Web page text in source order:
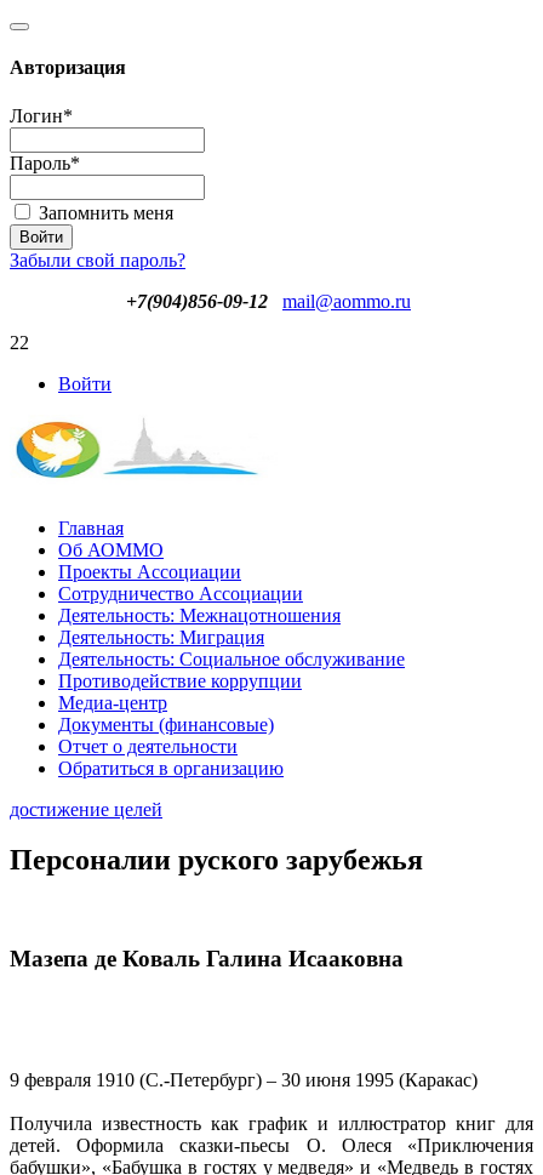
Авторизация
Логин*
Пароль*
Запомнить меня
Забыли свой пароль?
+7(904)856-09-12
mail@aommo.ru
22
Войти
Главная
Об АОММО
Проекты Ассоциации
Сотрудничество Ассоциации
Деятельность: Межнацотношения
Деятельность: Миграция
Деятельность: Социальное обслуживание
Противодействие коррупции
Медиа-центр
Документы (финансовые)
Отчет о деятельности
Обратиться в организацию
достижение целей
Персоналии руского зарубежья
Мазепа де Коваль Галина Исааковна
9 февраля 1910 (С.-Петербург) – 30 июня 1995 (Каракас)
Получила известность как график и иллюстратор книг для
детей. Оформила сказки-пьесы О. Олеся «Приключения
бабушки», «Бабушка в гостях у медведя» и «Медведь в гостях